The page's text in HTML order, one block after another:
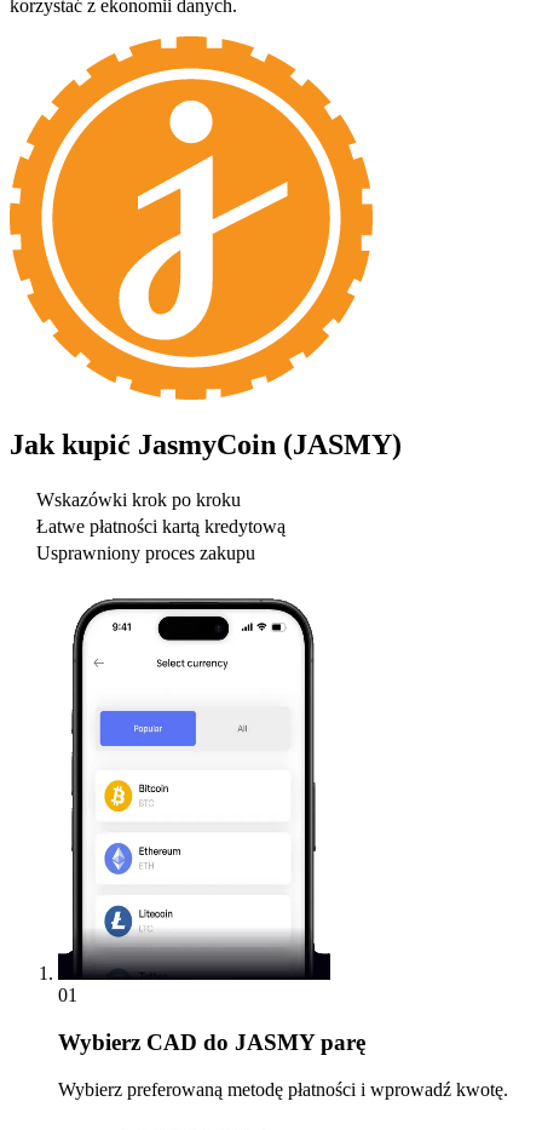
korzystać z ekonomii danych.
Jak kupić JasmyCoin (JASMY)
Wskazówki krok po kroku
Łatwe płatności kartą kredytową
Usprawniony proces zakupu
01
Wybierz CAD do JASMY parę
Wybierz preferowaną metodę płatności i wprowadź kwotę.